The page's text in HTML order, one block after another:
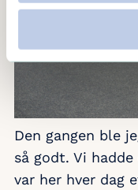
Den gangen ble
så godt. Vi
var her hver dag